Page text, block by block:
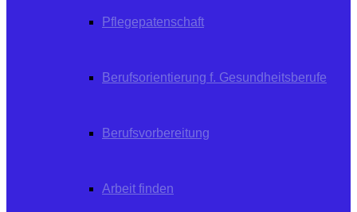
Pflegepatenschaft
Berufsorientierung f. Gesundheitsberufe
Berufsvorbereitung
Arbeit finden